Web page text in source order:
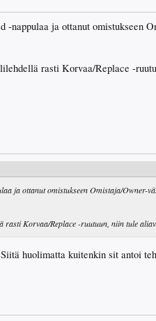
-nappulaa ja ottanut omistukseen
rasti Korvaa/Replace -
ja ottanut omistukseen Omistaja/Owner-
rasti Korvaa/Replace -ruutuun, niin tule
huolimatta kuitenkin sit antoi